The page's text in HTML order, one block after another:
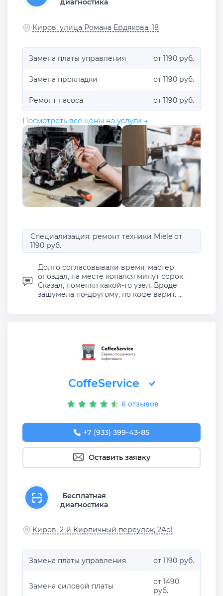
диагностика
Киров, улица Романа Ердякова, 18
Замена платы управления от 1190 руб.
Замена прокладки от 1190 руб.
Ремонт насоса от 1190 руб.
Посмотреть все цены на услуги →
Специализация: ремонт техники Miele от
1190 руб.
Долго согласовывали время, мастер
опоздал, на месте копался минут сорок.
Сказал, поменял какой-то узел. Вроде
зашумела по-другому, но кофе варит. ...
CoffeService
6 отзывов
+7 (933) 399-43-85
Оставить заявку
Бесплатная
диагностика
Киров, 2-й Кирпичный переулок, 2Ас1
Замена платы управления от 1190 руб.
Замена силовой платы
от 1490
руб.